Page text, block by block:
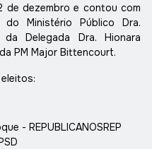
de dezembro e contou com
Ministério Público Dra.
Delegada Dra. Hionara
PM Major Bittencourt.
- REPUBLICANOSREP